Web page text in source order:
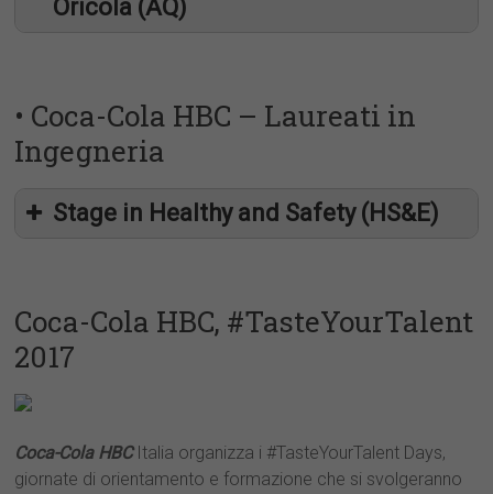
Oricola (AQ)
• Coca-Cola HBC – Laureati in
Ingegneria
Stage in Healthy and Safety (HS&E)
Coca-Cola HBC, #TasteYourTalent
2017
Coca-Cola HBCItalia organizza i #TasteYourTalent Days,
giornate di orientamento e formazione che si svolgeranno